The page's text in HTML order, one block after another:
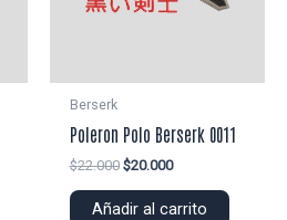
Berserk
Poleron Polo Berserk 0011
$22.000 El
original
$20.000El
actual
Añadir al carrito